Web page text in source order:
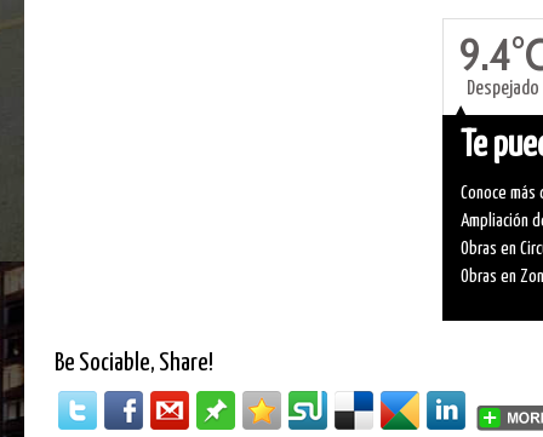
Despejado
Te
Conoce
Ampliación
Obras en
Obras en
Be Sociable, Share!